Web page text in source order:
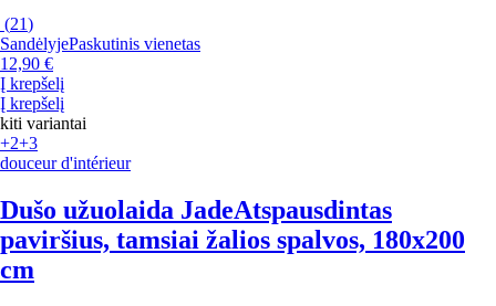
(21)
SandėlyjePaskutinis vienetas
12,90 €
Į krepšelį
Į krepšelį
kiti variantai
+2+3
douceur d'intérieur
Dušo užuolaida JadeAtspausdintas
paviršius, tamsiai žalios spalvos, 180x200
cm